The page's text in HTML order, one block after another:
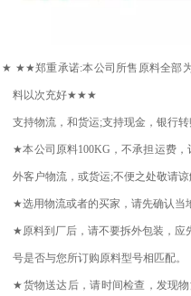
★ ★★郑重承诺:本公司所售原料全部
料以次充好★★★
支持物流，和货运;支持现金，银行转
★本公司原料100KG ，不承担运费，
外客户物流，或货运;不便之处敬请
★选用物流或者的买家，请先确认当
★原料到厂后，请不要拆外包装，
号是否与您所订购原料型号相匹配。
★货物送达后，请时间检查，发现